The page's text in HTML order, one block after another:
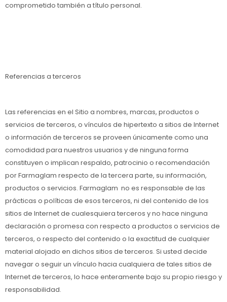
comprometido también a título personal.
Referencias a terceros
Las referencias en el Sitio a nombres, marcas, productos o
servicios de terceros, o vínculos de hipertexto a sitios de Internet
o información de terceros se proveen únicamente como una
comodidad para nuestros usuarios y de ninguna forma
constituyen o implican respaldo, patrocinio o recomendación
por Farmaglam respecto de la tercera parte, su información,
productos o servicios. Farmaglam no es responsable de las
prácticas o políticas de esos terceros, ni del contenido de los
sitios de Internet de cualesquiera terceros y no hace ninguna
declaración o promesa con respecto a productos o servicios de
terceros, o respecto del contenido o la exactitud de cualquier
material alojado en dichos sitios de terceros. Si usted decide
navegar o seguir un vínculo hacia cualquiera de tales sitios de
Internet de terceros, lo hace enteramente bajo su propio riesgo y
responsabilidad.